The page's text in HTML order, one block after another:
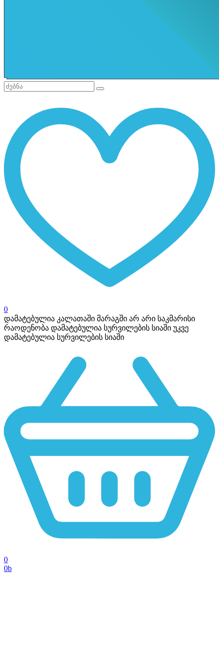
0
დამატებულია კალათაში მარაგში არ არი საკმარისი
რაოდენობა დამატებულია სურვილების სიაში უკვე
დამატებულია სურვილების სიაში
0
0b